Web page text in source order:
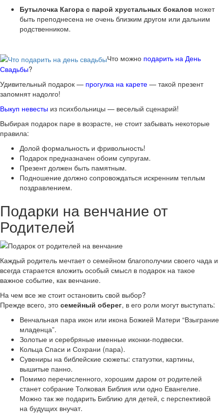
Бутылочка Кагора с парой хрустальных бокалов может
быть преподнесена не очень близким другом или дальним
родственником.
Что можно подарить на День
Свадьбы?
Удивительный подарок — прогулка на карете — такой презент
запомнят надолго!
Выкуп невесты из психбольницы — веселый сценарий!
Выбирая подарок паре в возрасте, не стоит забывать некоторые
правила:
Долой формальность и фривольность!
Подарок предназначен обоим супругам.
Презент должен быть памятным.
Подношение должно сопровождаться искренним теплым
поздравлением.
Подарки на венчание от
Родителей
Каждый родитель мечтает о семейном благополучии своего чада и
всегда старается вложить особый смысл в подарок на такое
важное событие, как венчание.
На чем все же стоит остановить свой выбор?
Прежде всего, это семейный оберег, в его роли могут выступать:
Венчальная пара икон или икона Божией Матери “Взыграние
младенца”.
Золотые и серебряные именные иконки-подвески.
Кольца Спаси и Сохрани (пара).
Сувениры на библейские сюжеты: статуэтки, картины,
вышитые панно.
Помимо перечисленного, хорошим даром от родителей
станет собрание Толковая Библия или одно Евангелие.
Можно так же подарить Библию для детей, с перспективой
на будущих внучат.